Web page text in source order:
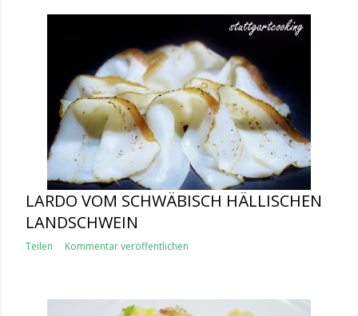
LARDO VOM SCHWÄBISCH HÄLLISCHEN
LANDSCHWEIN
Teilen Kommentar veröffentlichen